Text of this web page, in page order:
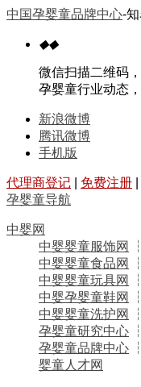
中国孕婴童品牌中心-
◆◆
微信扫描二维码
孕婴童行业动态
新浪微博
腾讯微博
手机版
代理商登记 免费注册
孕婴童导航
中婴网
中婴婴童服饰网
┆
中婴婴童食品网
┆
中婴婴童玩具网
┆
中婴孕婴童鞋网
┆
中婴婴童洗护网
┆
孕婴童研究中心 ┆
孕婴童品牌中心 ┆
婴童人才网